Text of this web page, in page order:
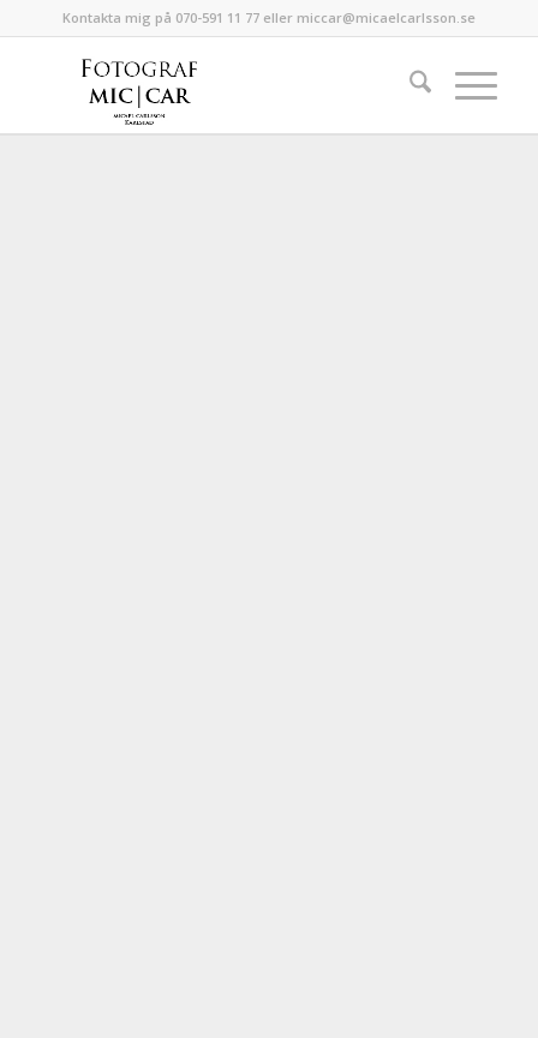
Kontakta mig på 070-591 11 77 eller miccar@micaelcarlsson.se